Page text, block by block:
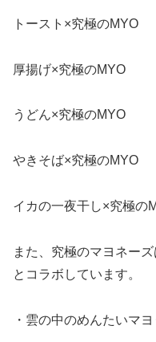
トースト×究極のMYO
厚揚げ×究極のMYO
うどん×究極のMYO
やきそば×究極のMYO
イカの一夜干し×究極の
また、究極のマヨネー
とコラボしています。
・雲の中のめんたいマ